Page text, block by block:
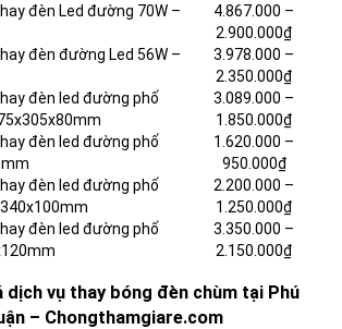
đèn Led đường 70W –
4.867.000 –
2.900.000₫
đèn đường Led 56W –
3.978.000 –
2.350.000₫
đèn led đường phố
3.089.000 –
1.850.000₫
đèn led đường phố
1.620.000 –
950.000₫
đèn led đường phố
2.200.000 –
1.250.000₫
đèn led đường phố
3.350.000 –
2.150.000₫
dịch vụ thay bóng đèn chùm tại Phú
– Chongthamgiare.com